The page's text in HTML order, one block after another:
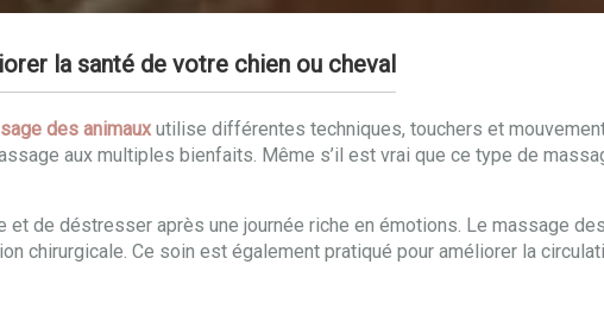
la santé de votre chien ou cheval
des animauxutilise différentes techniques, touchers et
aux multiples bienfaits. Même s’il est vrai que ce type de
et de déstresser après une journée riche en émotions. Le massage
chirurgicale. Ce soin est également pratiqué pour améliorer la